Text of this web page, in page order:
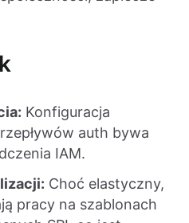
Konfiguracja
auth bywa
IAM.
Choć elastyczny,
pracy na szablonach